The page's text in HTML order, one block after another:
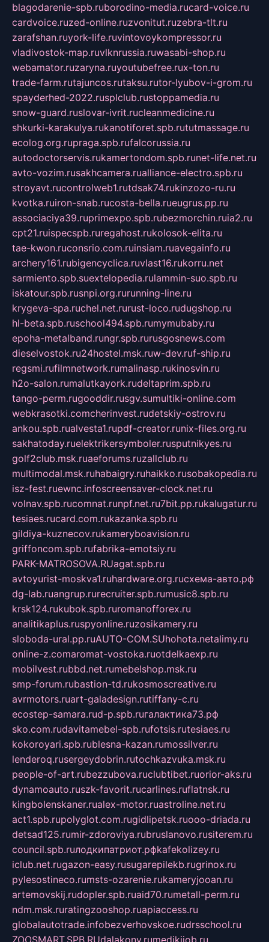
blagodarenie-spb.ruborodino-media.rucard-voice.ru
cardvoice.ruzed-online.ruzvonitut.ruzebra-tlt.ru
zarafshan.ruyork-life.ruvintovoykompressor.ru
vladivostok-map.ruvlknrussia.ruwasabi-shop.ru
webamator.ruzaryna.ruyoutubefree.rux-ton.ru
trade-farm.rutajuncos.rutaksu.rutor-lyubov-i-grom.ru
spayderhed-2022.rusplclub.rustoppamedia.ru
snow-guard.ruslovar-ivrit.rucleanmedicine.ru
shkurki-karakulya.rukanotiforet.spb.rututmassage.ru
ecolog.org.rupraga.spb.rufalcorussia.ru
autodoctorservis.rukamertondom.spb.runet-life.net.ru
avto-vozim.rusakhcamera.rualliance-electro.spb.ru
stroyavt.rucontrolweb1.rutdsak74.rukinzozo-ru.ru
kvotka.ruiron-snab.rucosta-bella.rueugrus.pp.ru
associaciya39.ruprimexpo.spb.rubezmorchin.ruia2.ru
cpt21.ruispecspb.ruregahost.rukolosok-elita.ru
tae-kwon.ruconsrio.com.ruinsiam.ruavegainfo.ru
archery161.rubigencyclica.ruvlast16.rukorru.net
sarmiento.spb.suextelopedia.rulammin-suo.spb.ru
iskatour.spb.rusnpi.org.rurunning-line.ru
krygeva-spa.ruchel.net.rurust-loco.rudugshop.ru
hl-beta.spb.ruschool494.spb.rumymubaby.ru
epoha-metalband.rungr.spb.rurusgosnews.com
dieselvostok.ru24hostel.msk.ruw-dev.ruf-ship.ru
regsmi.rufilmnetwork.rumalinasp.rukinosvin.ru
h2o-salon.rumalutkayork.rudeltaprim.spb.ru
tango-perm.rugooddir.rusgv.sumultiki-online.com
webkrasotki.comcherinvest.rudetskiy-ostrov.ru
ankou.spb.rualvesta1.rupdf-creator.runix-files.org.ru
sakhatoday.ruelektrikersymboler.rusputnikyes.ru
golf2club.msk.ruaeforums.ruzallclub.ru
multimodal.msk.ruhabaigry.ruhaikko.rusobakopedia.ru
isz-fest.ruewnc.infoscreensaver-clock.net.ru
volnav.spb.rucomnat.runpf.net.ru7bit.pp.rukalugatur.ru
tesiaes.rucard.com.rukazanka.spb.ru
gildiya-kuznecov.rukameryboavision.ru
griffoncom.spb.rufabrika-emotsiy.ru
PARK-MATROSOVA.RUagat.spb.ru
avtoyurist-moskva1.ruhardware.org.ruсхема-авто.рф
dg-lab.ruangrup.rurecruiter.spb.rumusic8.spb.ru
krsk124.rukubok.spb.ruromanofforex.ru
analitikaplus.ruspyonline.ruzosikamery.ru
sloboda-ural.pp.ruAUTO-COM.SUhohota.netalimy.ru
online-z.comaromat-vostoka.ruotdelkaexp.ru
mobilvest.rubbd.net.rumebelshop.msk.ru
smp-forum.rubastion-td.rukosmoscreative.ru
avrmotors.ruart-galadesign.rutiffany-c.ru
ecostep-samara.rud-p.spb.ruгалактика73.рф
sko.com.rudavitamebel-spb.rufotsis.rutesiaes.ru
kokoroyari.spb.rublesna-kazan.rumossilver.ru
lenderoq.rusergeydobrin.rutochkazvuka.msk.ru
people-of-art.rubezzubova.ruclubtibet.ruorior-aks.ru
dynamoauto.ruszk-favorit.rucarlines.ruflatnsk.ru
kingbolenskaner.rualex-motor.ruastroline.net.ru
act1.spb.rupolyglot.com.rugidlipetsk.ruooo-driada.ru
detsad125.rumir-zdoroviya.rubruslanovo.rusiterem.ru
council.spb.ruлодкипатриот.рфkafekolizey.ru
iclub.net.rugazon-easy.rusugarepilekb.rugrinox.ru
pylesostineco.rumsts-ozarenie.rukameryjooan.ru
artemovskij.rudopler.spb.ruaid70.rumetall-perm.ru
ndm.msk.ruratingzooshop.ruapiaccess.ru
globalautotrade.infobezverhovskoe.rudrsschool.ru
ZOOSMART.SPB.RUdalakony.rumedikijob.ru